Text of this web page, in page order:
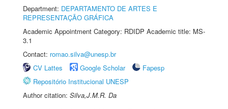
Department: DEPARTAMENTO DE ARTES E
REPRESENTAÇÃO GRÁFICA
Academic Appointment Category: RDIDP Academic title: MS-
3.1
Contact: romao.silva@unesp.br
CV Lattes
Google Scholar
Fapesp
Repositório Institucional UNESP
Author citation: Silva,J.M.R. Da